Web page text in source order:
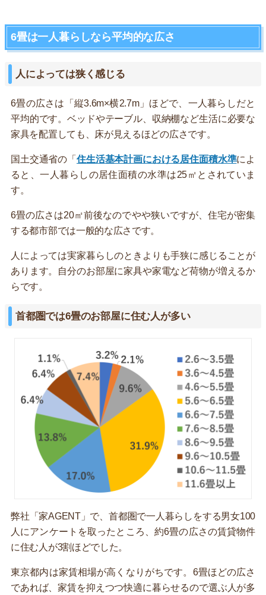
6畳は一人暮らしなら平均的な広さ
人によっては狭く感じる
6畳の広さは「縦3.6m×横2.7m」ほどで、一人暮らしだと
平均的です。ベッドやテーブル、収納棚など生活に必要な
家具を配置しても、床が見えるほどの広さです。
国土交通省の「 住生活基本計画における居住面積水準によ
ると、一人暮らしの居住面積の水準は25㎡とされていま
す。
6畳の広さは20㎡前後なのでやや狭いですが、住宅が密集
する都市部では一般的な広さです。
人によっては実家暮らしのときよりも手狭に感じることが
あります。自分のお部屋に家具や家電など荷物が増えるか
らです。
首都圏では6畳のお部屋に住む人が多い
弊社「家AGENT」で、首都圏で一人暮らしをする男女100
人にアンケートを取ったところ、約6畳の広さの賃貸物件
に住む人が3割ほどでした。
東京都内は家賃相場が高くなりがちです。6畳ほどの広さ
であれば、家賃を抑えつつ快適に暮らせるので選ぶ人が多